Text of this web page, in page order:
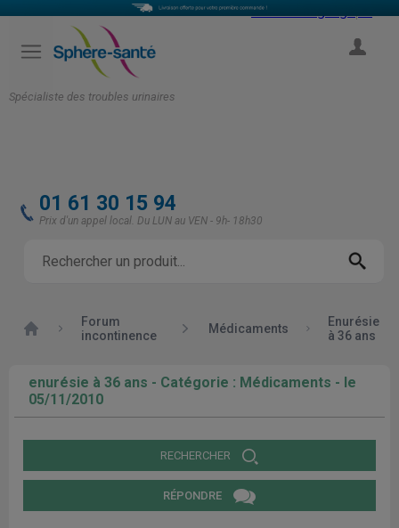
Spécialiste des troubles urinaires
Select Language
01 61 30 15 94
Prix d'un appel local. Du LUN au VEN - 9h- 18h30
Accueil
Forum
incontinence
Médicaments
Enurésie
à 36 ans
enurésie à 36 ans - Catégorie : Médicaments - le
05/11/2010
RECHERCHER
RÉPONDRE